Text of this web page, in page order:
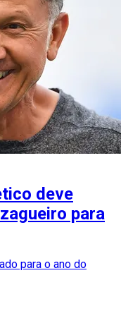
deve
para
para o ano do